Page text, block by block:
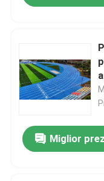
Miglior